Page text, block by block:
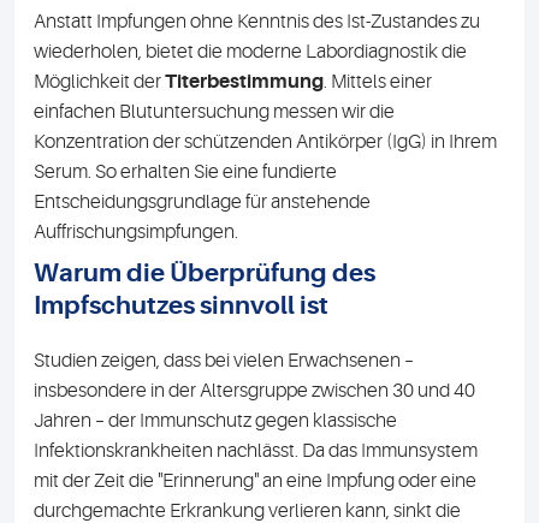
Anstatt Impfungen ohne Kenntnis des Ist-Zustandes zu
wiederholen, bietet die moderne Labordiagnostik die
Möglichkeit derTiterbestimmung. Mittels einer
einfachen Blutuntersuchung messen wir die
Konzentration der schützenden Antikörper (IgG) in Ihrem
Serum. So erhalten Sie eine fundierte
Entscheidungsgrundlage für anstehende
Auffrischungsimpfungen.
Warum die Überprüfung des
Impfschutzes sinnvoll ist
Studien zeigen, dass bei vielen Erwachsenen –
insbesondere in der Altersgruppe zwischen 30 und 40
Jahren – der Immunschutz gegen klassische
Infektionskrankheiten nachlässt. Da das Immunsystem
mit der Zeit die "Erinnerung" an eine Impfung oder eine
durchgemachte Erkrankung verlieren kann, sinkt die